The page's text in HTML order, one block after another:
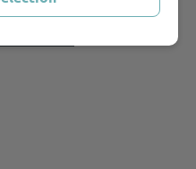
de/Christians-